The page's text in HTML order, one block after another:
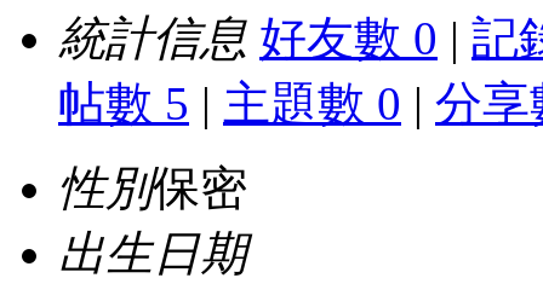
統計信息 好友數 0 | 記
帖數 5 | 主題數 0 | 分享
性別保密
出生日期